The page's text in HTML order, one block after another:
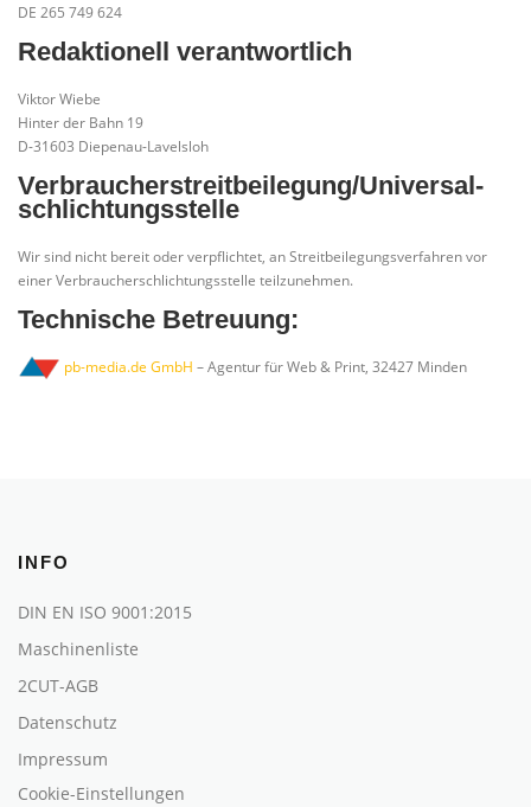
DE 265 749 624
Redaktionell verantwortlich
Viktor Wiebe
Hinter der Bahn 19
D-31603 Diepenau-Lavelsloh
Verbraucher­streit­beilegung/Universal­
schlichtungs­stelle
Wir sind nicht bereit oder verpflichtet, an Streitbeilegungsverfahren vor
einer Verbraucherschlichtungsstelle teilzunehmen.
Technische Betreuung:
pb-media.de GmbH – Agentur für Web & Print, 32427 Minden
INFO
DIN EN ISO 9001:2015
Maschinenliste
2CUT-AGB
Datenschutz
Impressum
Cookie-Einstellungen